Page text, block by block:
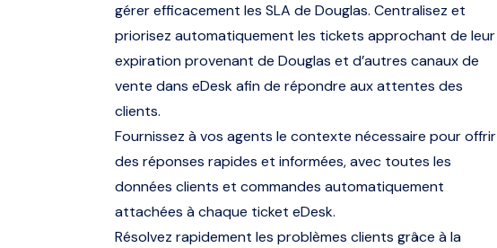
gérer efficacement les SLA de Douglas. Centralisez et
priorisez automatiquement les tickets approchant de leur
expiration provenant de Douglas et d’autres canaux de
vente dans eDesk afin de répondre aux attentes des
clients.
Fournissez à vos agents le contexte nécessaire pour offrir
des réponses rapides et informées, avec toutes les
données clients et commandes automatiquement
attachées à chaque ticket eDesk.
Résolvez rapidement les problèmes clients grâce à la